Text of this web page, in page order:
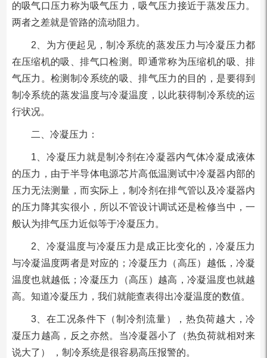
的吸气口压力称为吸气压力，吸气压力接近于蒸发压力。
两者之差就是管路的流动阻力。
2、为方便起见，制冷系统的蒸发压力与冷凝压力都
在压缩机的吸、排气口检测。即通常称为压缩机的吸、排
气压力。检测制冷系统的吸、排气压力的目的，是要得到
制冷系统的蒸发温度与冷凝温度，以此获得制冷系统的运
行状况。
二、冷凝压力：
1、冷凝压力就是制冷剂在冷凝器内气体冷凝成液体
的压力，由于半导体电源芯片高低温测试中冷凝器内部的
压力无法测量，而实际上，制冷剂在排气管以及冷凝器内
的压力降其实很小，所以不管设计调试还是检修当中，一
般认为排气压力近似等于冷凝压力。
2、冷凝温度与冷凝压力是成正比变化的，冷凝压力
与冷凝温度两者是对应的；冷凝压力（高压）越低，冷凝
温度也就越低；冷凝压力（高压）越高，冷凝温度也就越
高。知道冷凝压力，我们就能查表得出冷凝温度的数值。
3、在工况条件下（制冷剂流量），热负荷越大，冷
凝压力越高，反之亦然。当冷凝器小了（热负荷就相对来
说大了） ，制冷系统是很容易高压报警的。